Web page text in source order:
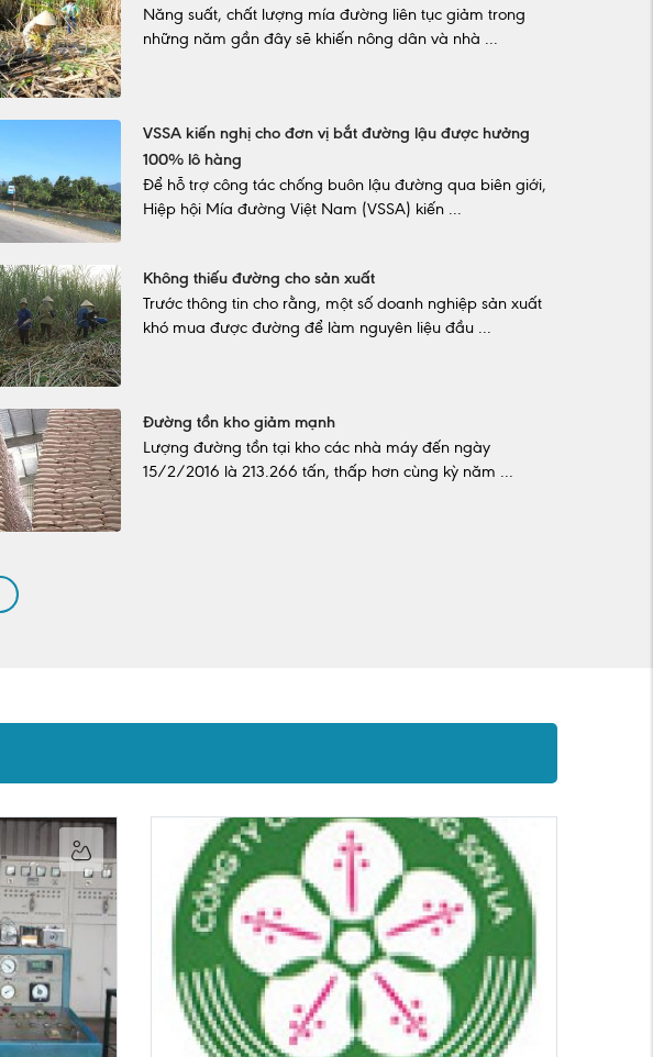
Năng suất, chất lượng mía đường liên tục giảm trong
những năm gần đây sẽ khiến nông dân và nhà ...
VSSA kiến nghị cho đơn vị bắt đường lậu được hưởng
100% lô hàng
Để hỗ trợ công tác chống buôn lậu đường qua biên giới,
Hiệp hội Mía đường Việt Nam (VSSA) kiến ...
Không thiếu đường cho sản xuất
Trước thông tin cho rằng, một số doanh nghiệp sản xuất
khó mua được đường để làm nguyên liệu đầu ...
Đường tồn kho giảm mạnh
Lượng đường tồn tại kho các nhà máy đến ngày
15/2/2016 là 213.266 tấn, thấp hơn cùng kỳ năm ...